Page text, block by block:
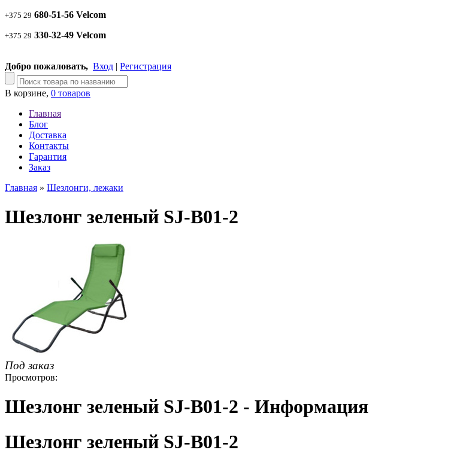
+375 29 680-51-56 Velcom
+375 29 330-32-49 Velcom
Добро пожаловать, Вход | Регистрация
В корзине, 0 товаров
Главная
Блог
Доставка
Контакты
Гарантия
Заказ
Главная » Шезлонги, лежаки
Шезлонг зеленый SJ-B01-2
Под заказ
Просмотров:
Шезлонг зеленый SJ-B01-2 - Информация
Шезлонг зеленый SJ-B01-2